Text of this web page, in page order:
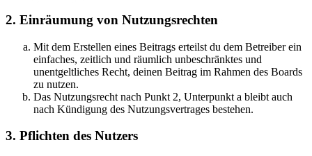
2. Einräumung von Nutzungsrechten
Mit dem Erstellen eines Beitrags erteilst du dem Betreiber ein
einfaches, zeitlich und räumlich unbeschränktes und
unentgeltliches Recht, deinen Beitrag im Rahmen des Boards
zu nutzen.
Das Nutzungsrecht nach Punkt 2, Unterpunkt a bleibt auch
nach Kündigung des Nutzungsvertrages bestehen.
3. Pflichten des Nutzers